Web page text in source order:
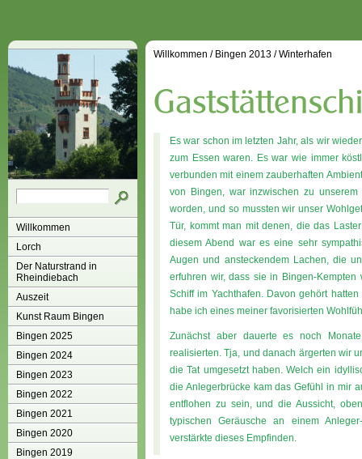
Willkommen
Lorch
Der Naturstrand in
Rheindiebach
Auszeit
Kunst Raum Bingen
Bingen 2025
Bingen 2024
Bingen 2023
Bingen 2022
Bingen 2021
Bingen 2020
Bingen 2019
Willkommen / Bingen 2013 /Winterhafen
Es war schon im letzten Jahr, als wir
zum Essen waren. Es war wie immer
verbunden mit einem zauberhaften
von Bingen, war inzwischen zu
worden, und so mussten wir unser
Tür, kommt man mit denen, die das
diesem Abend war es eine sehr
Augen und ansteckendem Lachen, die
erfuhren wir, dass sie in Bingen-
Schiff im Yachthafen. Davon gehört
habe ich eines meiner favorisierten
Zunächst aber dauerte es noch
realisierten. Tja, und danach ärgerten wir
die Tat umgesetzt haben. Welch ein
die Anlegerbrücke kam das Gefühl in mir
entflohen zu sein, und die Aussicht,
typischen Geräusche an einem
verstärkte dieses Empfinden.